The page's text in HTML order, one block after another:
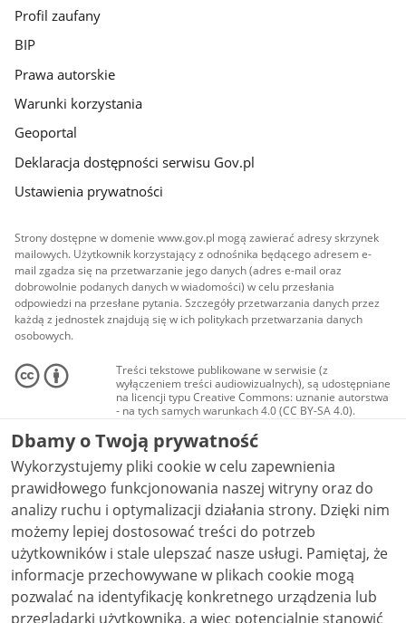
Profil zaufany
BIP
Prawa autorskie
Warunki korzystania
Geoportal
Deklaracja dostępności serwisu Gov.pl
Ustawienia prywatności
Strony dostępne w domenie www.gov.pl mogą zawierać adresy skrzynek
mailowych. Użytkownik korzystający z odnośnika będącego adresem e-
mail zgadza się na przetwarzanie jego danych (adres e-mail oraz
dobrowolnie podanych danych w wiadomości) w celu przesłania
odpowiedzi na przesłane pytania. Szczegóły przetwarzania danych przez
każdą z jednostek znajdują się w ich politykach przetwarzania danych
osobowych.
Treści tekstowe publikowane w serwisie (z
wyłączeniem treści audiowizualnych), są udostępniane
na licencji typu Creative Commons: uznanie autorstwa
- na tych samych warunkach 4.0 (CC BY-SA 4.0).
Materiały audiowizualne, w tym zdjęcia, materiały
audio i wideo, są udostępniane na licencji typu
Creative Commons: uznanie autorstwa użycie
niekomercyjne - bez utworów zależnych 4.0 (CC BY-
NC-ND 4.0), o ile nie jest to stwierdzone inaczej.
Dbamy o Twoją prywatność
Wykorzystujemy pliki cookie w celu zapewnienia
prawidłowego funkcjonowania naszej witryny oraz do
analizy ruchu i optymalizacji działania strony. Dzięki nim
możemy lepiej dostosować treści do potrzeb
użytkowników i stale ulepszać nasze usługi. Pamiętaj, że
informacje przechowywane w plikach cookie mogą
pozwalać na identyfikację konkretnego urządzenia lub
przeglądarki użytkownika, a więc potencjalnie stanowić